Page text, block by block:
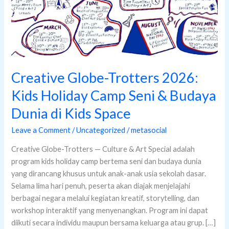
Creative Globe-Trotters 2026:
Kids Holiday Camp Seni & Budaya
Dunia di Kids Space
Leave a Comment /Uncategorized /metasocial
Creative Globe-Trotters — Culture & Art Special adalah
program kids holiday camp bertema seni dan budaya dunia
yang dirancang khusus untuk anak-anak usia sekolah dasar.
Selama lima hari penuh, peserta akan diajak menjelajahi
berbagai negara melalui kegiatan kreatif, storytelling, dan
workshop interaktif yang menyenangkan. Program ini dapat
diikuti secara individu maupun bersama keluarga atau grup. […]
Seni
&
Budaya
Dunia
Kids
Space